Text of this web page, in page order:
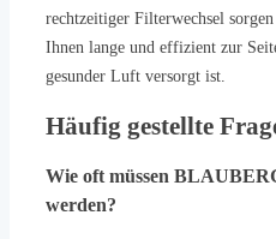
rechtzeitiger Filterwechsel
Ihnen lange und effizient zur
gesunder Luft versorgt ist.
Häufig gestellte
Wie oft müssen
werden?